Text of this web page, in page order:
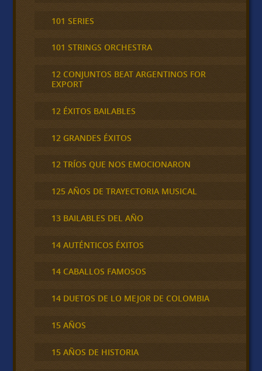
101 SERIES
101 STRINGS ORCHESTRA
12 CONJUNTOS BEAT ARGENTINOS FOR
EXPORT
12 ÉXITOS BAILABLES
12 GRANDES ÉXITOS
12 TRÍOS QUE NOS EMOCIONARON
125 AÑOS DE TRAYECTORIA MUSICAL
13 BAILABLES DEL AÑO
14 AUTÉNTICOS ÉXITOS
14 CABALLOS FAMOSOS
14 DUETOS DE LO MEJOR DE COLOMBIA
15 AÑOS
15 AÑOS DE HISTORIA